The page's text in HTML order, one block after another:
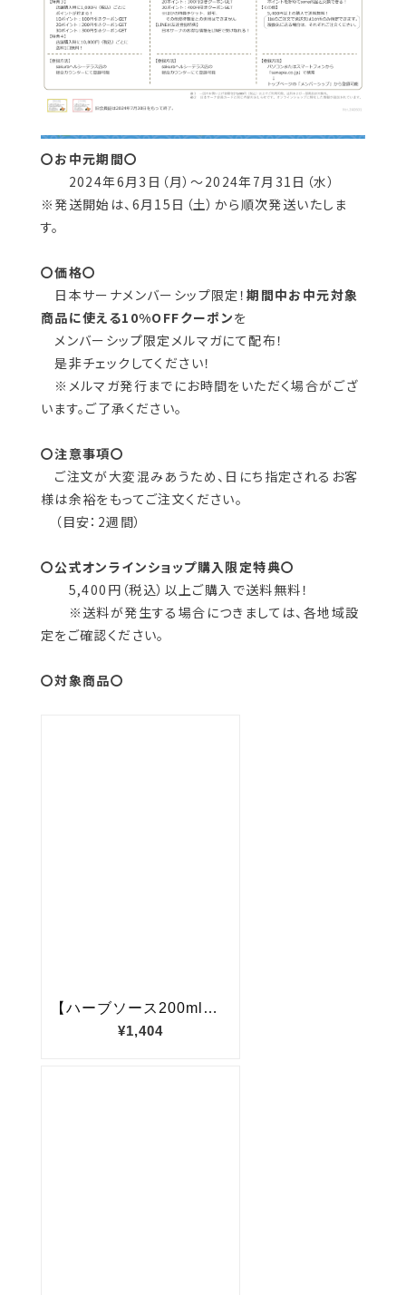
〇お中元期間〇
2024年6月3日（月）～2024年7月31日（水）
※発送開始は、6月15日（土）から順次発送いたしま
す。
〇価格〇
日本サーナメンバーシップ限定！期間中お中元対象
商品に使える10%OFFクーポンを
メンバーシップ限定メルマガにて配布！
是非チェックしてください！
※メルマガ発行までにお時間をいただく場合がござ
います。ご了承ください。
〇注意事項〇
ご注文が大変混みあうため、日にち指定されるお客
様は余裕をもってご注文ください。
（目安：2週間）
〇公式オンラインショップ購入限定特典〇
5,400円（税込）以上ご購入で送料無料！
※送料が発生する場合につきましては、各地域設
定をご確認ください。
〇対象商品〇